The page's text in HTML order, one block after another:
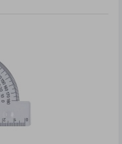
naszej strony
potwierdzenia
lub wyświetlenie
o promocjach czy
jest Państwa
podczas